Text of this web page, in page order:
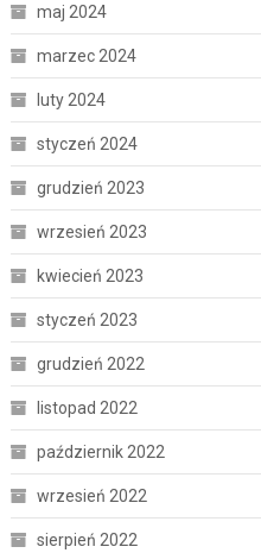
maj 2024
marzec 2024
luty 2024
styczeń 2024
grudzień 2023
wrzesień 2023
kwiecień 2023
styczeń 2023
grudzień 2022
listopad 2022
październik 2022
wrzesień 2022
sierpień 2022